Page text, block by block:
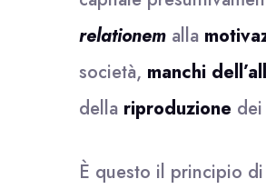
relationem alla
società, manchi
della riproduzione
È questo il principio